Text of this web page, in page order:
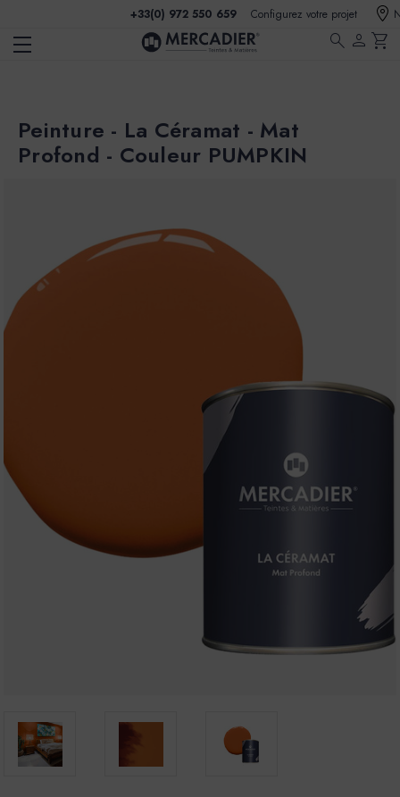
+33(0) 972 550 659 Configurez votre projet
search person shopping_cart
Peinture - La Céramat - Mat
Profond - Couleur PUMPKIN